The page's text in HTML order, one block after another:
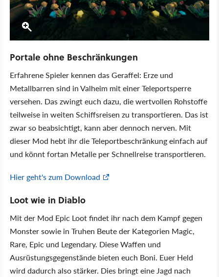
Portale ohne Beschränkungen
Erfahrene Spieler kennen das Geraffel: Erze und
Metallbarren sind in Valheim mit einer Teleportsperre
versehen. Das zwingt euch dazu, die wertvollen Rohstoffe
teilweise in weiten Schiffsreisen zu transportieren. Das ist
zwar so beabsichtigt, kann aber dennoch nerven. Mit
dieser Mod hebt ihr die Teleportbeschränkung einfach auf
und könnt fortan Metalle per Schnellreise transportieren.
Hier geht's zum Download
Loot wie in Diablo
Mit der Mod Epic Loot findet ihr nach dem Kampf gegen
Monster sowie in Truhen Beute der Kategorien Magic,
Rare, Epic und Legendary. Diese Waffen und
Ausrüstungsgegenstände bieten euch Boni. Euer Held
wird dadurch also stärker. Dies bringt eine Jagd nach